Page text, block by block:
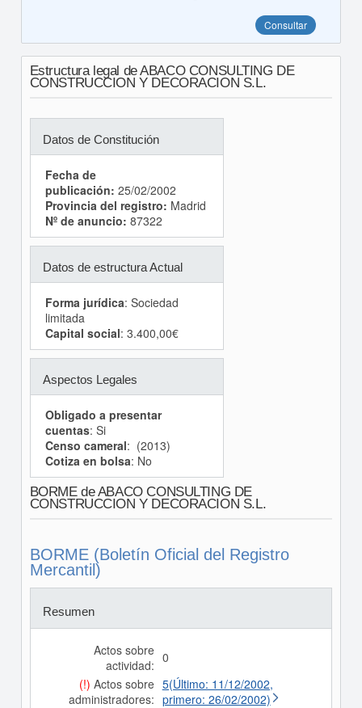
Consultar
Estructura legal de ABACO CONSULTING DE
CONSTRUCCION Y DECORACION S.L.
Datos de Constitución
Fecha de
publicación: 25/02/2002
Provincia del registro: Madrid
Nº de anuncio: 87322
Datos de estructura Actual
Forma jurídica: Sociedad
limitada
Capital social: 3.400,00€
Aspectos Legales
Obligado a presentar
cuentas: Si
Censo cameral: (2013)
Cotiza en bolsa: No
BORME de ABACO CONSULTING DE
CONSTRUCCION Y DECORACION S.L.
BORME (Boletín Oficial del Registro
Mercantil)
Resumen
Actos sobre
actividad: 0
(!) Actos sobre
administradores:
5(Último: 11/12/2002,
primero: 26/02/2002)